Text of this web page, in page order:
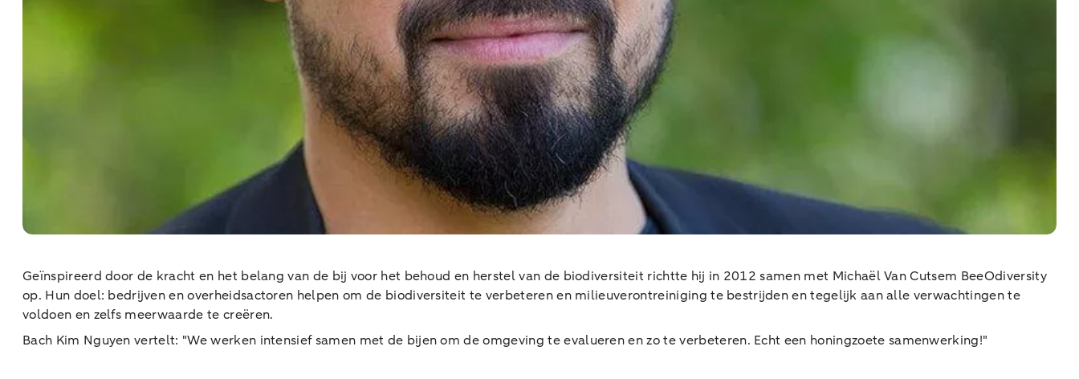
Geïnspireerd door de kracht en het belang van de bij voor het behoud en herstel van de biodiversiteit richtte hij in 2012 samen met Michaël Van Cutsem BeeOdiversity
op. Hun doel: bedrijven en overheidsactoren helpen om de biodiversiteit te verbeteren en milieuverontreiniging te bestrijden en tegelijk aan alle verwachtingen te
voldoen en zelfs meerwaarde te creëren.
Bach Kim Nguyen vertelt: "We werken intensief samen met de bijen om de omgeving te evalueren en zo te verbeteren. Echt een honingzoete samenwerking!"